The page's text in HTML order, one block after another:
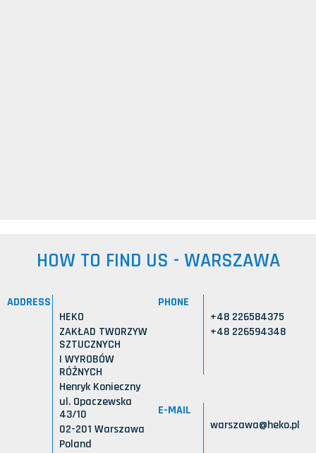
HOW TO FIND US - WARSZAWA
ADDRESS
HEKO
ZAKŁAD TWORZYW
SZTUCZNYCH
I WYROBÓW
RÓŻNYCH
Henryk Konieczny
ul. Opaczewska
43/10
02-201 Warszawa
Poland
PHONE
+48 226584375
+48 226594348
E-MAIL
warszawa@heko.pl